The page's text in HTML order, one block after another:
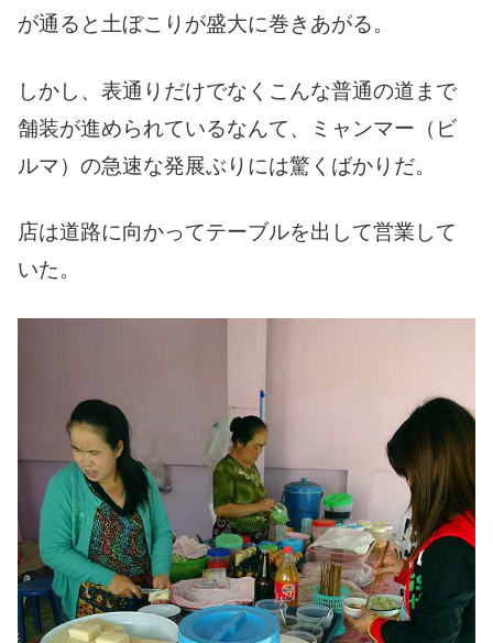
が通ると土ぼこりが盛大に巻きあがる。
しかし、表通りだけでなくこんな普通の道まで
舗装が進められているなんて、ミャンマー（ビ
ルマ）の急速な発展ぶりには驚くばかりだ。
店は道路に向かってテーブルを出して営業して
いた。